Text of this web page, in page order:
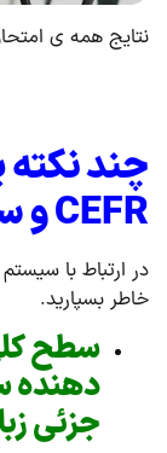
چند نکته
CEFRو
در ارتباط با
خاطر بسپارید.
سطح
دهنده
جزئی